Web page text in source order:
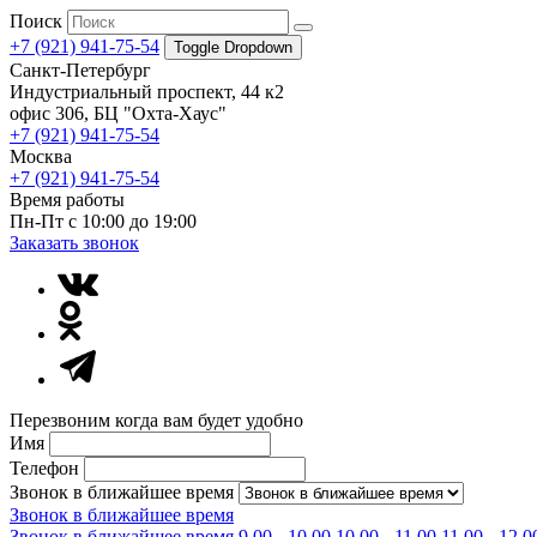
Поиск
+7 (921) 941-75-54
Toggle Dropdown
Санкт-Петербург
Индустриальный проспект, 44 к2
офис 306, БЦ "Охта-Хаус"
+7 (921) 941-75-54
Москва
+7 (921) 941-75-54
Время работы
Пн-Пт с 10:00 до 19:00
Заказать звонок
Перезвоним когда вам будет удобно
Имя
Телефон
Звонок в ближайшее время
Звонок в ближайшее время